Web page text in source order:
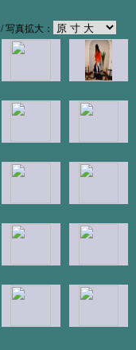
/ 写真拡大：